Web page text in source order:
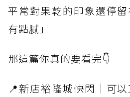
平常對果乾的印象還停
有點膩」
那這篇你真的要看完👇
📍新店裕隆城快閃｜可